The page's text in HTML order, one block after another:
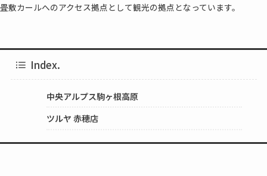
畳敷カールへのアクセス拠点として観光の拠点となっています。
Index.
中央アルプス駒ヶ根高原
ツルヤ 赤穂店